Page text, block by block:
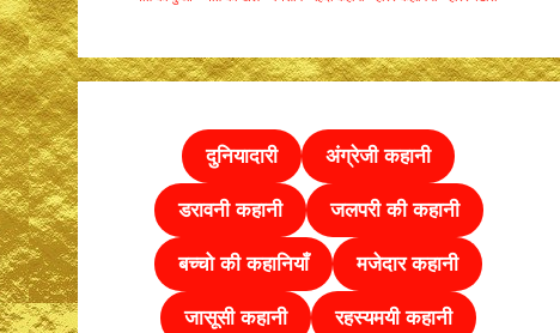
दुनियादारी
अंग्रेजी कहानी
डरावनी कहानी
जलपरी की कहानी
बच्चो की कहानियाँ
मजेदार कहानी
जासूसी कहानी
रहस्यमयी कहानी